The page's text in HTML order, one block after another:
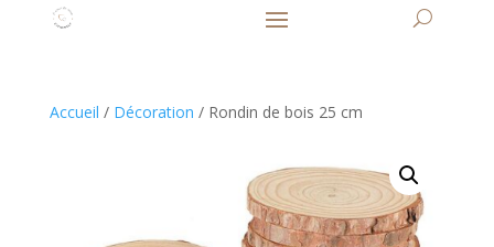
Accueil / Décoration / Rondin de bois 25 cm